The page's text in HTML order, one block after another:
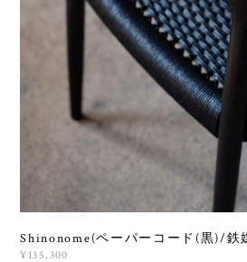
Shinonome(ペーパーコード(黒)/鉄
¥135,300